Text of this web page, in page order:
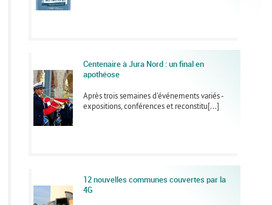
Centenaire à Jura Nord : un final en
apothéose
Après trois semaines d'événements variés -
expositions, conférences et reconstitu[...]
12 nouvelles communes couvertes par la
4G